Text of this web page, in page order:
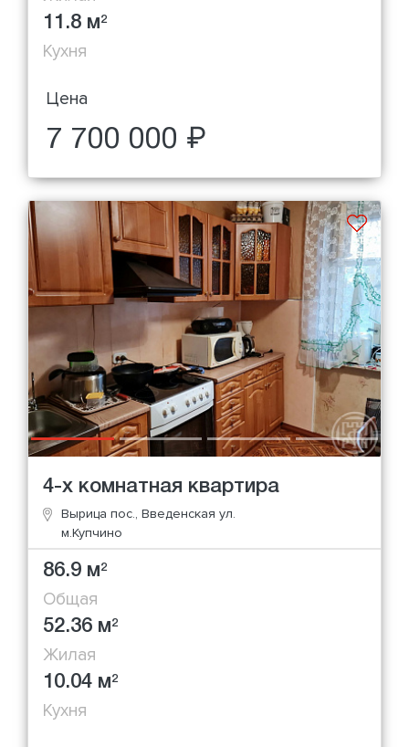
11.8 м2
Кухня
Цена
7 700 000 ₽
4-х комнатная квартира
Вырица пос., Введенская ул.
м.Купчино
86.9 м2
Общая
52.36 м2
Жилая
10.04 м2
Кухня